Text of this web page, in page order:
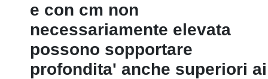
e con cm non
necessariamente elevata
possono sopportare
profondita' anche superiori ai